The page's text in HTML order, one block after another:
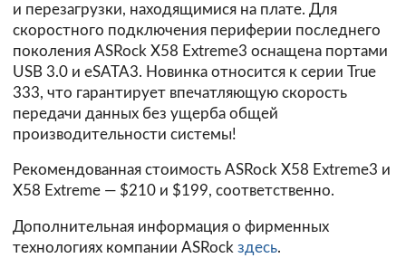
и перезагрузки, находящимися на плате. Для
скоростного подключения периферии последнего
поколения ASRock X58 Extreme3 оснащена портами
USB 3.0 и eSATA3. Новинка относится к серии True
333, что гарантирует впечатляющую скорость
передачи данных без ущерба общей
производительности системы!
Рекомендованная стоимость ASRock X58 Extreme3 и
X58 Extreme — $210 и $199, соответственно.
Дополнительная информация о фирменных
технологиях компании ASRock здесь.